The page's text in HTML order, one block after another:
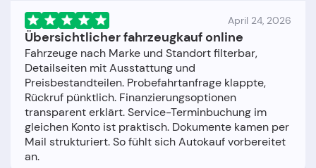
April 24, 2026
Übersichtlicher fahrzeugkauf online
Fahrzeuge nach Marke und Standort filterbar,
Detailseiten mit Ausstattung und
Preisbestandteilen. Probefahrtanfrage klappte,
Rückruf pünktlich. Finanzierungsoptionen
transparent erklärt. Service-Terminbuchung im
gleichen Konto ist praktisch. Dokumente kamen per
Mail strukturiert. So fühlt sich Autokauf vorbereitet